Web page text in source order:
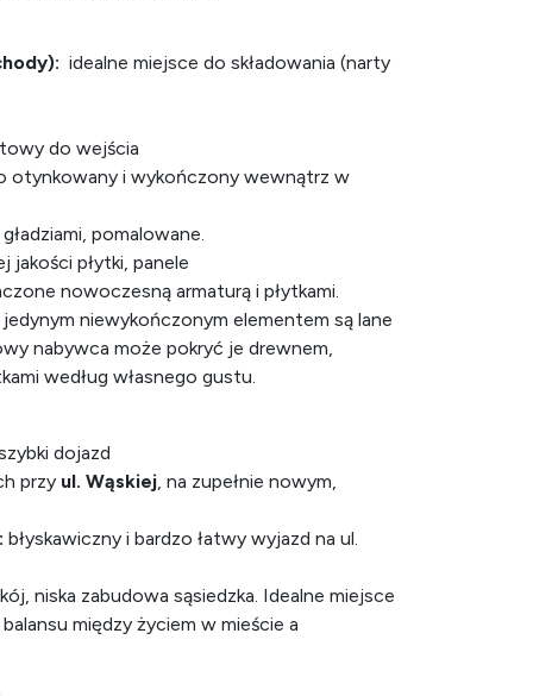
idealne miejsce do składowania (narty
do wejścia
otynkowany i wykończony wewnątrz w
pomalowane.
jakości płytki, panele
nowoczesną armaturą i płytkami.
jedynym niewykończonym elementem są lane
nabywca może pokryć je drewnem,
według własnego gustu.
dojazd
przy ul. Wąskiej, na zupełnie nowym,
błyskawiczny i bardzo łatwy wyjazd na ul.
niska zabudowa sąsiedzka. Idealne miejsce
między życiem w mieście a